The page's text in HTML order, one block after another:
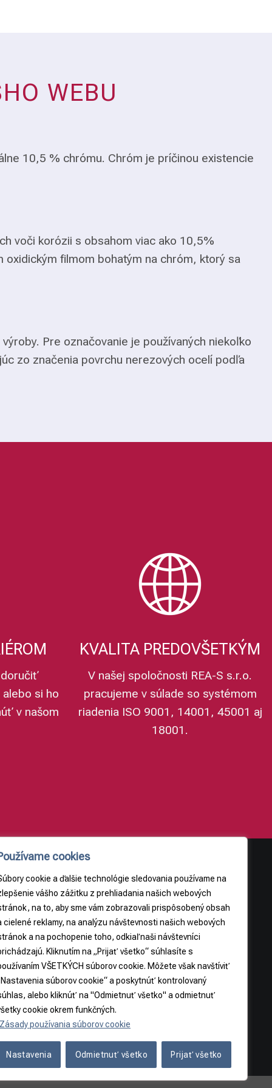
cookies
cookie a ďalšie technológie sledovania používame na
vášho zážitku z prehliadania našich webových
na to, aby sme vám zobrazovali prispôsobený obsah
cielené reklamy, na analýzu návštevnosti našich webových
a na pochopenie toho, odkiaľ naši návštevníci
Kliknutím na „Prijať všetko“ súhlasíte s
VŠETKÝCH súborov cookie. Môžete však navštíviť
súborov cookie“ a poskytnúť kontrolovaný
alebo kliknúť na "Odmietnuť všetko" a odmietnuť
cookie okrem funkčných.
Zásady používania súborov cookie
Nastavenia Odmietnuť všetko Prijať všetko
WEBU
10,5 % chrómu. Chróm je príčinou existencie
voči korózii s obsahom viac ako 10,5%
filmom bohatým na chróm, ktorý sa
Pre označovanie je používaných niekoľko
zo značenia povrchu nerezových ocelí podľa
doručiť
si ho
v našom
KVALITA PREDOVŠETKÝM
V našej spoločnosti REA-S s.r.o.
pracujeme v súlade so systémom
riadenia ISO 9001, 14001, 45001 aj
18001.
PRÁVNE INFORMÁCIE
Obchodné podmienky
Odstúpenie od zmluvy